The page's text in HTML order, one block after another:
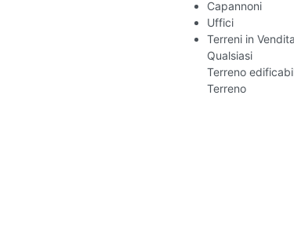
Capannoni
Uffici
Terreni in Vendita
Qualsiasi
Terreno
Terreno